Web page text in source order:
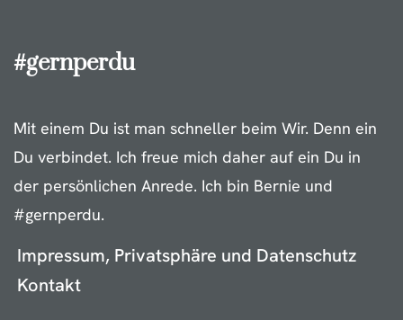
#gernperdu
Mit einem Du ist man schneller beim Wir. Denn ein
Du verbindet. Ich freue mich daher auf ein Du in
der persönlichen Anrede. Ich bin Bernie und
#gernperdu.
Impressum, Privatsphäre und Datenschutz
Kontakt